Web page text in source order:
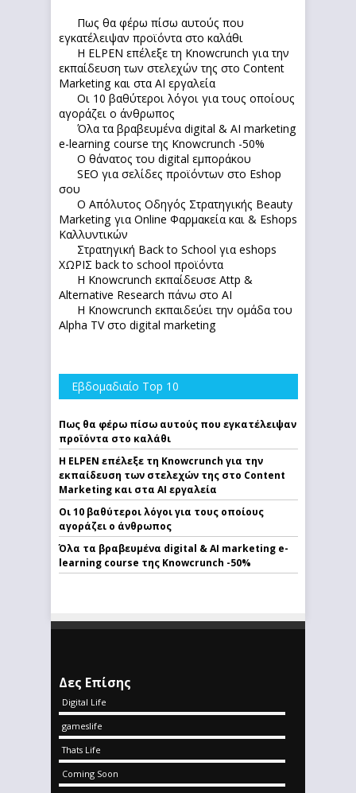
Πως θα φέρω πίσω αυτούς που
εγκατέλειψαν προϊόντα στο καλάθι
Η ELPEN επέλεξε τη Knowcrunch για την
εκπαίδευση των στελεχών της στο Content
Marketing και στα AI εργαλεία
Οι 10 βαθύτεροι λόγοι για τους οποίους
αγοράζει ο άνθρωπος
Όλα τα βραβευμένα digital & AI marketing
e-learning course της Knowcrunch -50%
Ο θάνατος του digital εμποράκου
SEO για σελίδες προϊόντων στο Eshop
σου
Ο Απόλυτoς Οδηγός Στρατηγικής Beauty
Marketing για Online Φαρμακεία και & Eshops
Καλλυντικών
Στρατηγική Back to School για eshops
ΧΩΡΙΣ back to school προϊόντα
Η Knowcrunch εκπαίδευσε Attp &
Alternative Research πάνω στο ΑΙ
Η Knowcrunch εκπαιδεύει την ομάδα του
Alpha TV στο digital marketing
Εβδομαδιαίο Top 10
Πως θα φέρω πίσω αυτούς που εγκατέλειψαν
προϊόντα στο καλάθι
Η ELPEN επέλεξε τη Knowcrunch για την
εκπαίδευση των στελεχών της στο Content
Marketing και στα AI εργαλεία
Οι 10 βαθύτεροι λόγοι για τους οποίους
αγοράζει ο άνθρωπος
Όλα τα βραβευμένα digital & AI marketing e-
learning course της Knowcrunch -50%
Δες Επίσης
Digital Life
gameslife
Thats Life
Coming Soon